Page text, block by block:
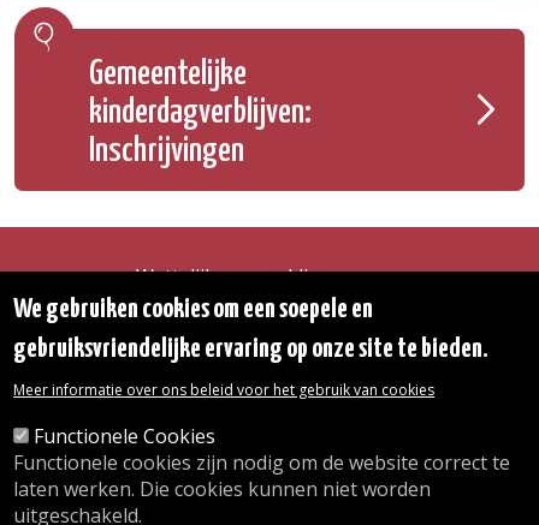
Gemeentelijke
kinderdagverblijven:
Inschrijvingen
Wettelijke vermeldingen
Toegankelijkheidsverklaring
Toegang tot het Gemeentehuis
De gemeente diensten
Contact
© 2026 Gemeente Oudergem
We gebruiken cookies om een soepele en
gebruiksvriendelijke ervaring op onze site te bieden.
Meer informatie over ons beleid voor het gebruik van cookies
Functionele Cookies
Functionele cookies zijn nodig om de website correct te
laten werken. Die cookies kunnen niet worden
uitgeschakeld.